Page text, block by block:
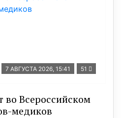
7 АВГУСТА 2026, 15:41 51
во Всероссийском
медиков